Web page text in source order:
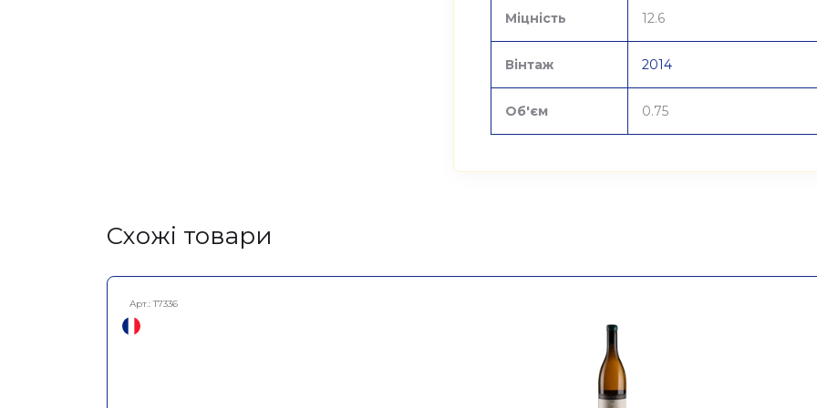
Міцність 12.6
Вінтаж 2014
Об'єм 0.75
Cхожі товари
Арт.:T7336